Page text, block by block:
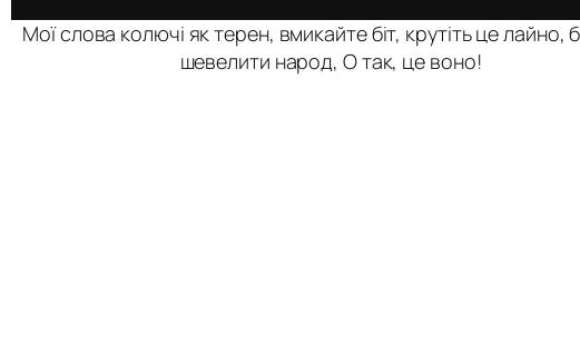
Мої слова колючі як терен, вмикайте біт, крутіть це лайно,
шевелити народ, О так, це воно!